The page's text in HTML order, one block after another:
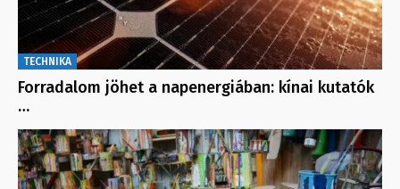
TECHNIKA
Forradalom jöhet a napenergiában: kínai kutatók
…